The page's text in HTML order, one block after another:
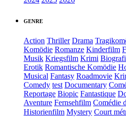
GENRE
Action Thriller Drama
Komödie Romanze Kinderfilm
Musik Kriegsfilm Krimi
Erotik Romantische Komödie
Musical Fantasy Roadmovie
Comedy test Documentary
Reportage Biopic Fantastique
Aventure Fernsehfilm Comédie
Historienfilm Mystery Court